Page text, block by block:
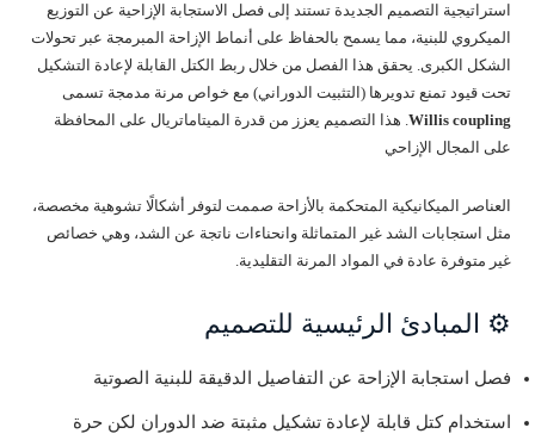
استراتيجية التصميم الجديدة تستند إلى فصل الاستجابة الإزاحية عن التوزيع
الميكروي للبنية، مما يسمح بالحفاظ على أنماط الإزاحة المبرمجة عبر تحولات
الشكل الكبرى. يحقق هذا الفصل من خلال ربط الكتل القابلة لإعادة التشكيل
تحت قيود تمنع تدويرها (التثبيت الدوراني) مع خواص مرنة مدمجة تسمى
Willis coupling. هذا التصميم يعزز من قدرة الميتاماتريال على المحافظة
على المجال الإزاحي
العناصر الميكانيكية المتحكمة بالأزاحة صممت لتوفر أشكالًا تشوهية مخصصة،
مثل استجابات الشد غير المتماثلة وانحناءات ناتجة عن الشد، وهي خصائص
غير متوفرة عادة في المواد المرنة التقليدية.
⚙️ المبادئ الرئيسية للتصميم
فصل استجابة الإزاحة عن التفاصيل الدقيقة للبنية الصوتية
استخدام كتل قابلة لإعادة تشكيل مثبتة ضد الدوران لكن حرة